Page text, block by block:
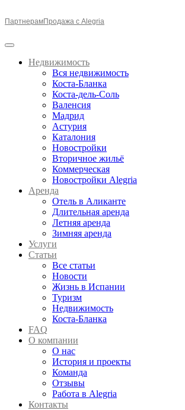
ПартнерамПродажа с Alegria
Недвижимость
Вся недвижимость
Коста-Бланка
Коста-дель-Соль
Валенсия
Мадрид
Астурия
Каталония
Новостройки
Вторичное жильё
Коммерческая
Новостройки Alegria
Аренда
Отель в Аликанте
Длительная аренда
Летняя аренда
Зимняя аренда
Услуги
Статьи
Все статьи
Новости
Жизнь в Испании
Туризм
Недвижимость
Коста-Бланка
FAQ
О компании
О нас
История и проекты
Команда
Отзывы
Работа в Alegria
Контакты